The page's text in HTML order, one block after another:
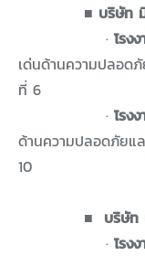
■ บริษัท
· โรง
เด่นด้านความปลอด
ที่ 6
· โรง
ด้านความปลอดภัยแ
10
■ บริษัท
· โรง